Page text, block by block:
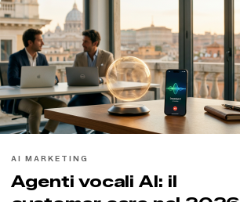
AI MARKETING
Agenti vocali AI: il